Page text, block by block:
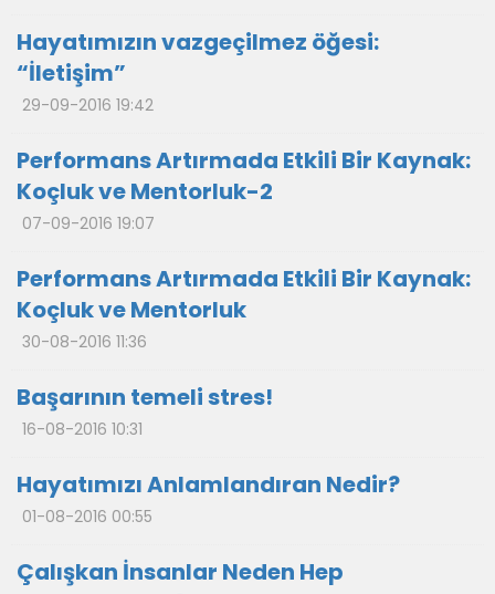
Hayatımızın vazgeçilmez öğesi:
“İletişim”
29-09-2016 19:42
Performans Artırmada Etkili Bir Kaynak:
Koçluk ve Mentorluk-2
07-09-2016 19:07
Performans Artırmada Etkili Bir Kaynak:
Koçluk ve Mentorluk
30-08-2016 11:36
Başarının temeli stres!
16-08-2016 10:31
Hayatımızı Anlamlandıran Nedir?
01-08-2016 00:55
Çalışkan İnsanlar Neden Hep